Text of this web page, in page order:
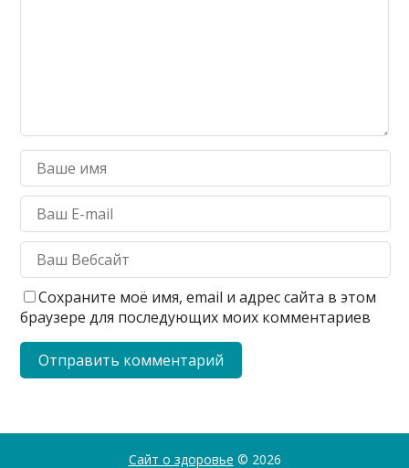
Сохраните моё имя, email и адрес сайта в этом
браузере для последующих моих комментариев
Сайт о здоровье © 2026